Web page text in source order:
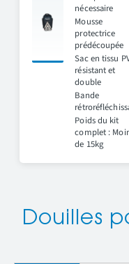
nécessaire
Mousse
protectrice
prédécoupée
Sac en tissu
résistant et
double
Bande
Poids du kit
complet :
de 15kg
Douilles